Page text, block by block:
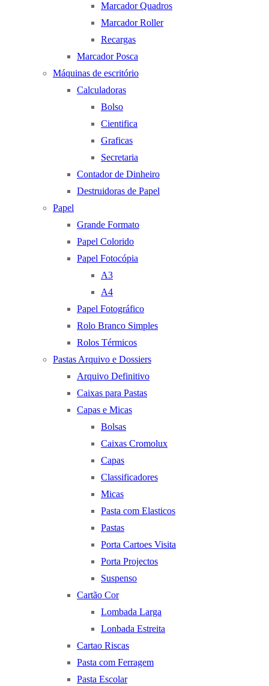
Marcador Quadros
Marcador Roller
Recargas
Marcador Posca
Máquinas de escritório
Calculadoras
Bolso
Cientifica
Graficas
Secretaria
Contador de Dinheiro
Destruidoras de Papel
Papel
Grande Formato
Papel Colorido
Papel Fotocópia
A3
A4
Papel Fotográfico
Rolo Branco Simples
Rolos Térmicos
Pastas Arquivo e Dossiers
Arquivo Definitivo
Caixas para Pastas
Capas e Micas
Bolsas
Caixas Cromolux
Capas
Classificadores
Micas
Pasta com Elasticos
Pastas
Porta Cartoes Visita
Porta Projectos
Suspenso
Cartão Cor
Lombada Larga
Lonbada Estreita
Cartao Riscas
Pasta com Ferragem
Pasta Escolar